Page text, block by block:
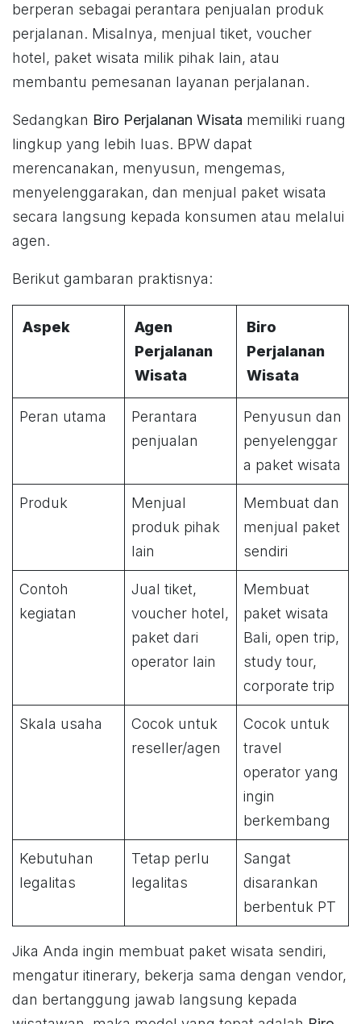
berperan sebagai perantara penjualan produk
perjalanan. Misalnya, menjual tiket, voucher
hotel, paket wisata milik pihak lain, atau
membantu pemesanan layanan perjalanan.
Sedangkan Biro Perjalanan Wisata memiliki ruang
lingkup yang lebih luas. BPW dapat
merencanakan, menyusun, mengemas,
menyelenggarakan, dan menjual paket wisata
secara langsung kepada konsumen atau melalui
agen.
Berikut gambaran praktisnya:
Aspek
Agen
Perjalanan
Wisata
Biro
Perjalanan
Wisata
Peran utama
Perantara
penjualan
Penyusun dan
penyelenggar
a paket wisata
Produk
Menjual
produk pihak
lain
Membuat dan
menjual paket
sendiri
Contoh
kegiatan
Jual tiket,
voucher hotel,
paket dari
operator lain
Membuat
paket wisata
Bali, open trip,
study tour,
corporate trip
Skala usaha
Cocok untuk
reseller/agen
Cocok untuk
travel
operator yang
ingin
berkembang
Kebutuhan
legalitas
Tetap perlu
legalitas
Sangat
disarankan
berbentuk PT
Jika Anda ingin membuat paket wisata sendiri,
mengatur itinerary, bekerja sama dengan vendor,
dan bertanggung jawab langsung kepada